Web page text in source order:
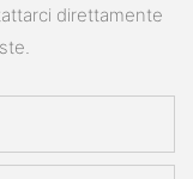
direttamente